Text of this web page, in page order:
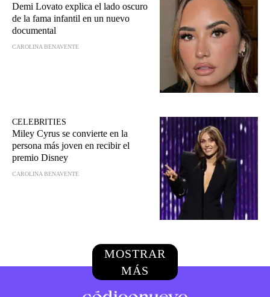
Demi Lovato explica el lado oscuro
de la fama infantil en un nuevo
documental
CAROLINA BENAVENTE
CELEBRITIES
Miley Cyrus se convierte en la
persona más joven en recibir el
premio Disney
CAROLINA BENAVENTE
MOSTRAR
MÁS